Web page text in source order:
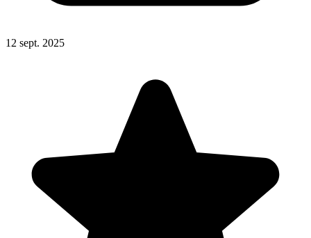
12 sept. 2025